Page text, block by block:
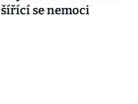
se nemoci